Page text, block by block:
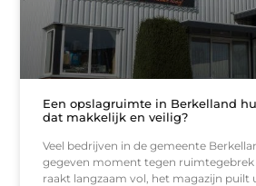
Een opslagruimte in Berkelland
dat makkelijk en veilig?
Veel bedrijven in de gemeente
gegeven moment tegen ruimtegebrek
raakt langzaam vol, het magazijn puilt